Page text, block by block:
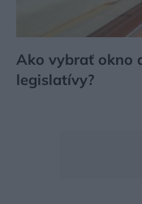
Ako vybrať okno
legislatívy?